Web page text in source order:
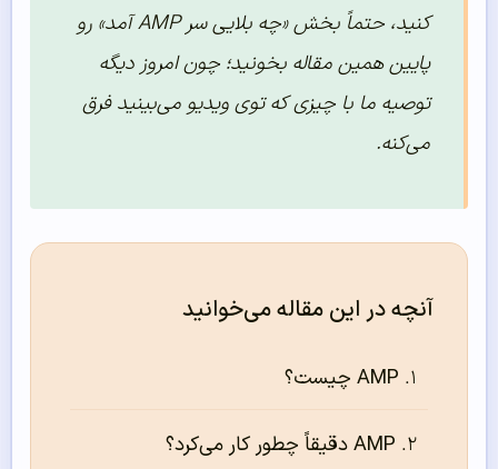
کنید، حتماً بخش «چه بلایی سر AMP آمد» رو
پایین همین مقاله بخونید؛ چون امروز دیگه
توصیه ما با چیزی که توی ویدیو می‌بینید فرق
می‌کنه.
آنچه در این مقاله می‌خوانید
AMP چیست؟
AMP دقیقاً چطور کار می‌کرد؟